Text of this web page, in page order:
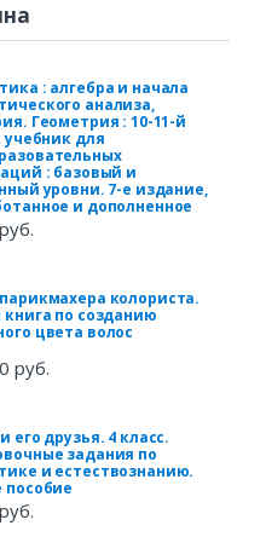
: алгебра и начала
анализа,
Геометрия : 10-11-й
учебник для
: базовый и
уровни. 7-е издание,
и дополненное
колориста.
книга по созданию
цвета волос
руб.
его друзья. 4 класс.
задания по
и естествознанию.
пособие